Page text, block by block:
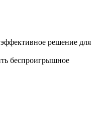
решение для
беспроигрышное